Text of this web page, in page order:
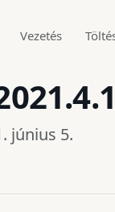
Vezetés
június 5.